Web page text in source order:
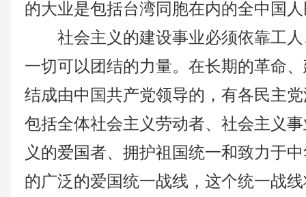
的大业是包括台湾同胞在内的全中国
社会主义的建设事业必须依靠工人
一切可以团结的力量。在长期的革命
结成由中国共产党领导的，有各民主
包括全体社会主义劳动者、社会主义
义的爱国者、拥护祖国统一和致力于
的广泛的爱国统一战线，这个统一战